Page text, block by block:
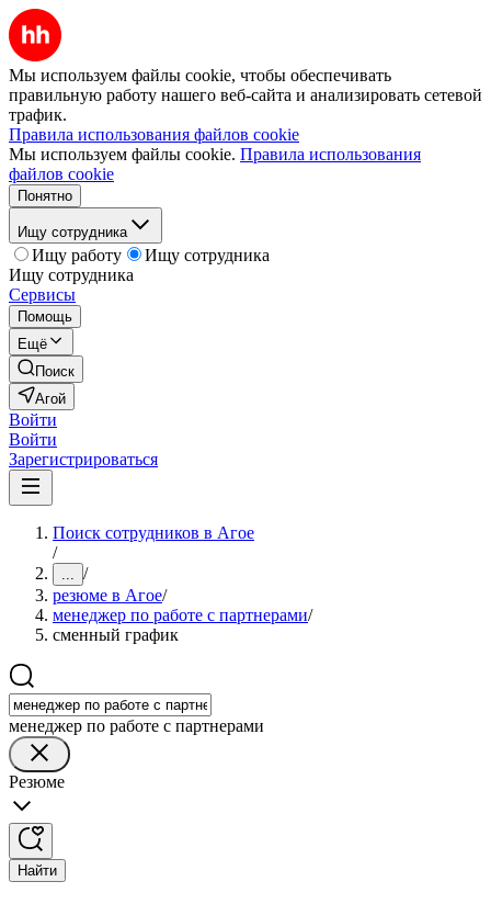
Мы используем файлы cookie, чтобы обеспечивать
правильную работу нашего веб-сайта и анализировать сетевой
трафик.
Правила использования файлов cookie
Мы используем файлы cookie. Правила использования
файлов cookie
Понятно
Ищу сотрудника
Ищу работу
Ищу сотрудника
Ищу сотрудника
Сервисы
Помощь
Ещё
Поиск
Агой
Войти
Войти
Зарегистрироваться
Поиск сотрудников в Агое
/
... /
резюме в Агое/
менеджер по работе с партнерами/
сменный график
менеджер по работе с партнерами
Резюме
Найти